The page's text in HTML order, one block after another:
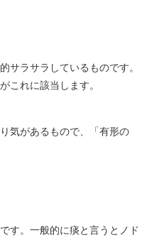
サラサラしているものです。
これに該当します。
気があるもので、「有形の
す。一般的に痰と言うとノド